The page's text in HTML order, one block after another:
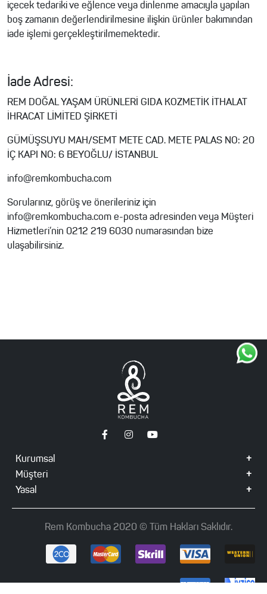
içecek tedariki ve eğlence veya dinlenme amacıyla yapılan
boş zamanın değerlendirilmesine ilişkin ürünler bakımından
iade işlemi gerçekleştirilmemektedir.
İade Adresi:
REM DOĞAL YAŞAM ÜRÜNLERİ GIDA KOZMETİK İTHALAT
İHRACAT LİMİTED ŞİRKETİ
GÜMÜŞSUYU MAH/SEMT METE CAD. METE PALAS NO: 20
İÇ KAPI NO: 6 BEYOĞLU/ İSTANBUL
info@remkombucha.com
Sorularınız, görüş ve önerileriniz için
info@remkombucha.com e-posta adresinden veya Müşteri
Hizmetleri’nin 0212 219 6030 numarasından bize
ulaşabilirsiniz.
Kurumsal
Müşteri
Yasal
Rem Kombucha 2020 ©️ Tüm Hakları Saklıdır.